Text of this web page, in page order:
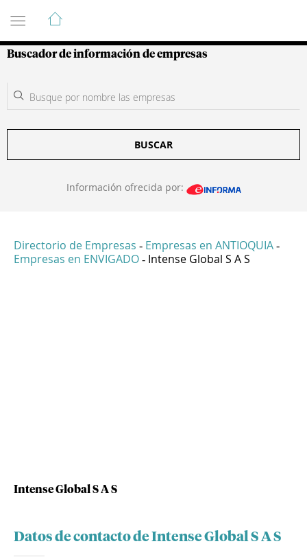
Guía de Empresas Colombianas
Buscador de información de empresas
BUSCAR
Información ofrecida por:
Directorio de Empresas - Empresas en ANTIOQUIA -
Empresas en ENVIGADO - Intense Global S A S
Intense Global S A S
Datos de contacto de Intense Global S A S